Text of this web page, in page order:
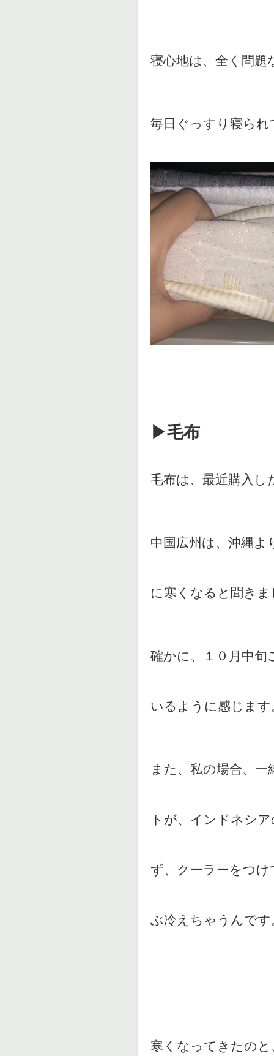
寝心地は、全く問題
毎日ぐっすり寝ら
▶︎毛布
毛布は、最近購入し
中国広州は、沖縄
に寒くなると聞きま
確かに、１０月中
いるように感じます
また、私の場合、
トが、インドネシ
ず、クーラーをつ
ぶ冷えちゃうんです
寒くなってきたの